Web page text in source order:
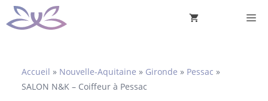
Aller
au
Accueil » Nouvelle-Aquitaine » Gironde » Pessac »
SALON N&K – Coiffeur à Pessac